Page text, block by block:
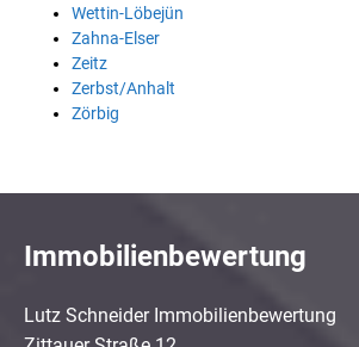
Wettin-Löbejün
Zahna-Elser
Zeitz
Zerbst/Anhalt
Zörbig
Immobilienbewertung
Lutz Schneider Immobilienbewertung